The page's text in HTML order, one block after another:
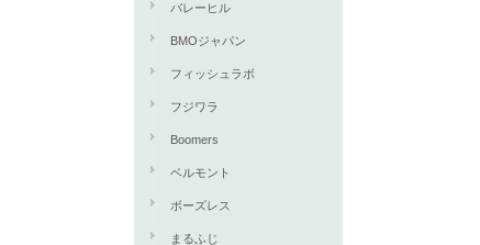
バレーヒル
BMOジャパン
フィッシュラボ
フジワラ
Boomers
ベルモント
ボーズレス
まるふじ